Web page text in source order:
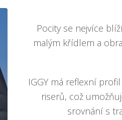
Pocity se nejvíce
malým křídlem a
IGGY má reflexní
riserů, což
srovnání s